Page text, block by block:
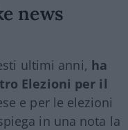
news
ultimi anni, ha
Elezioni per il
e per le elezioni
in una nota la